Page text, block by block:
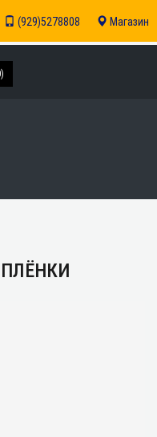
)
Магазин
(929)5278808